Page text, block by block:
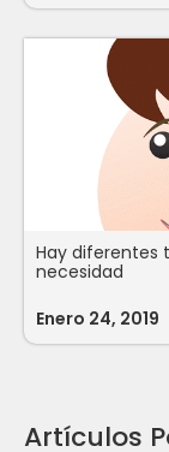
Hay diferentes
necesidad
Enero 24, 2019
Artículos